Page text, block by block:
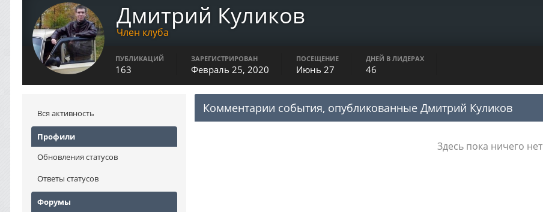
Дмитрий Куликов
Член клуба
ПУБЛИКАЦИЙ
163
ЗАРЕГИСТРИРОВАН
Февраль 25, 2020
ПОСЕЩЕНИЕ
Июнь 27
ДНЕЙ В ЛИДЕРАХ
46
Вся активность
Профили
Обновления статусов
Ответы статусов
Форумы
Комментарии события, опубликованные Дмитрий Куликов
Здесь пока ничего нет